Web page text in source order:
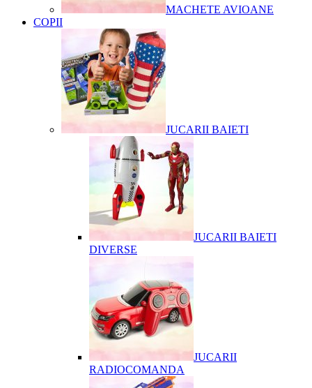
MACHETE AVIOANE
COPII
JUCARII BAIETI
JUCARII BAIETI
DIVERSE
JUCARII
RADIOCOMANDA